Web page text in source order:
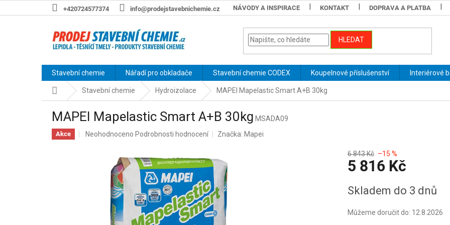
na
+420724577374 info@prodejstavebnichemie.cz NÁVODY A INSPIRACE KONTAKT DOPRAVA A PLATBA
HLEDAT
Stavební chemie Nářadí pro obkladače Stavební chemie CODEX Koupelnové příslušenství Interiérové
Domů Stavební chemie Hydroizolace MAPEI Mapelastic Smart A+B 30kg
MAPEI Mapelastic Smart A+B 30kg MSADA09
Akce
Průměrné
hvězdiček.
Neohodnoceno Podrobnosti hodnocení Značka: Mapei
6 843 Kč –15 %
5 816 Kč
cena:
Skladem do 3 dnů
Můžeme doručit do: 12.8.2026